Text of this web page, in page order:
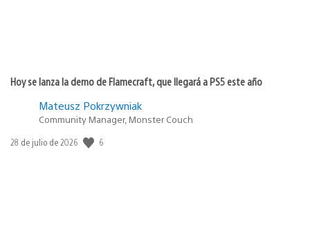
Hoy se lanza la demo de Flamecraft, que llegará a PS5 este año
Mateusz Pokrzywniak
Community Manager, Monster Couch
Fecha
28 de julio de 2026 6